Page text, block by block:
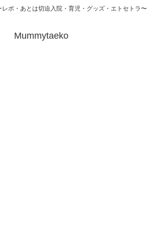
ポ・あとは切迫入院・育児・グッズ・エトセトラ〜
Mummytaeko